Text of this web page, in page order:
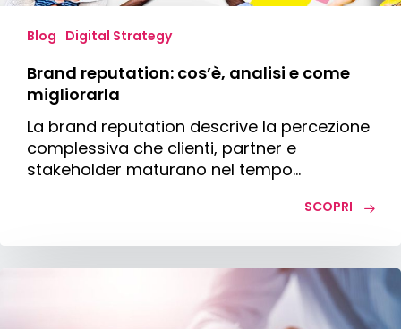
Blog Digital Strategy
Brand reputation: cos’è, analisi e come
migliorarla
La brand reputation descrive la percezione
complessiva che clienti, partner e
stakeholder maturano nel tempo…
SCOPRI